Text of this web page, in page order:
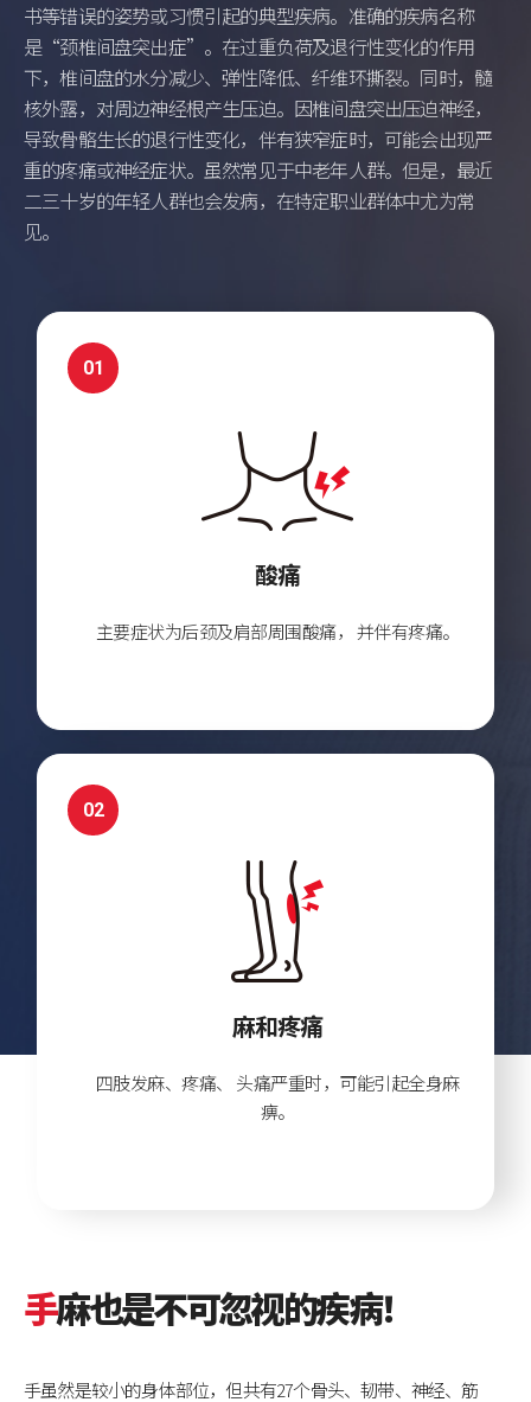
书等错误的姿势或习惯引起的典型疾病。准确的疾病名称
是“颈椎间盘突出症”。在过重负荷及退行性变化的作用
下，椎间盘的水分减少、弹性降低、纤维环撕裂。同时，髓
核外露，对周边神经根产生压迫。因椎间盘突出压迫神经，
导致骨骼生长的退行性变化，伴有狭窄症时，可能会出现严
重的疼痛或神经症状。虽然常见于中老年人群。但是，最近
二三十岁的年轻人群也会发病，在特定职业群体中尤为常
见。
01
酸痛
主要症状为后颈及肩部周围酸痛， 并伴有疼痛。
02
麻和疼痛
四肢发麻、疼痛、
头痛严重时，可能引起全身麻
痹。
手麻也是不可忽视的疾病！
手虽然是较小的身体部位，但共有27个骨头、韧带、神经、筋